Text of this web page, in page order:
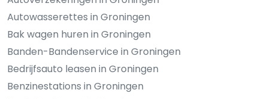
Autowasserettes in Groningen
Bak wagen huren in Groningen
Banden-Bandenservice in Groningen
Bedrijfsauto leasen in Groningen
Benzinestations in Groningen